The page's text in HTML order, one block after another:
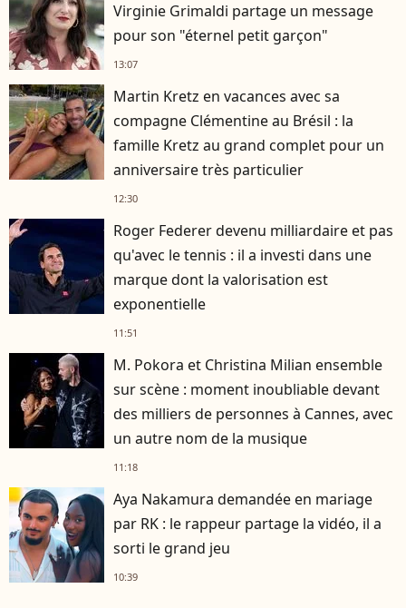
Virginie Grimaldi partage un message
pour son "éternel petit garçon"
13:07
Martin Kretz en vacances avec sa
compagne Clémentine au Brésil : la
famille Kretz au grand complet pour un
anniversaire très particulier
12:30
Roger Federer devenu milliardaire et pas
qu'avec le tennis : il a investi dans une
marque dont la valorisation est
exponentielle
11:51
M. Pokora et Christina Milian ensemble
sur scène : moment inoubliable devant
des milliers de personnes à Cannes, avec
un autre nom de la musique
11:18
Aya Nakamura demandée en mariage
par RK : le rappeur partage la vidéo, il a
sorti le grand jeu
10:39